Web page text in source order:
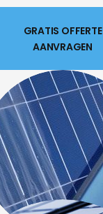
GRATIS OFFERTE
AANVRAGEN